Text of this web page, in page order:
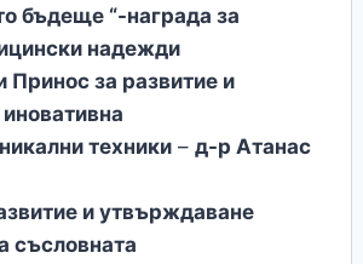
бъдеще “-награда за
надежди
Принос за развитие и
техники –д-р Атанас
и утвърждаване
съсловната